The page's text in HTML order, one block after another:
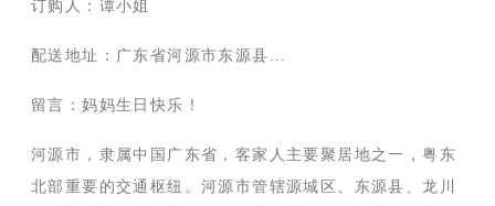
订购人：谭小姐
配送地址：广东省河源市东源县...
留言：妈妈生日快乐！
河源市，隶属中国广东省，客家人主要聚居地之一，粤东
北部重要的交通枢纽。河源市管辖源城区、东源县、龙川